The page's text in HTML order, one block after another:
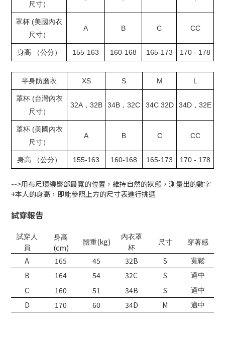
尺寸）
罩杯 (美國內衣
尺寸）
A B C CC
身高 （公分） 155-163 160-168 165-173 170 - 178
半身防磨衣 XS S M L
罩杯(台灣內衣
尺寸）
32A， 32B 34B ， 32C 34C 32D 34D ， 32E
罩杯(美國內衣
尺寸）
A B C CC
身高 （公分） 155-163 160-168 165-173 170 - 178
-->用布尺環繞臀部最寬的位置，維持自然的狀態，測量出的數字
+本人的身高，即能參照上方的尺寸表進行挑選
試穿報告
試穿人
員
身高
(cm)
體重(kg)
內衣罩
杯
尺寸 穿著感
A 165 45 32B S 寬鬆
B 164 54 32C S 適中
C 160 51 34B S 適中
D 170 60 34D M 適中